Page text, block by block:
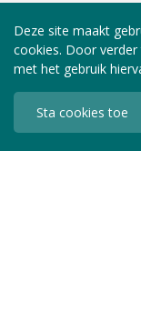
Deze site maakt
cookies. Door
met het gebruik
Sta cookies toe